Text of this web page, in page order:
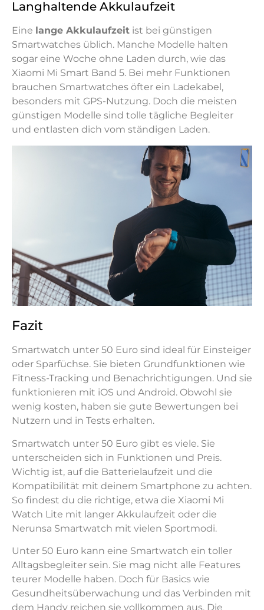
Langhaltende Akkulaufzeit
Eine lange Akkulaufzeit ist bei günstigen
Smartwatches üblich. Manche Modelle halten
sogar eine Woche ohne Laden durch, wie das
Xiaomi Mi Smart Band 5. Bei mehr Funktionen
brauchen Smartwatches öfter ein Ladekabel,
besonders mit GPS-Nutzung. Doch die meisten
günstigen Modelle sind tolle tägliche Begleiter
und entlasten dich vom ständigen Laden.
Fazit
Smartwatch unter 50 Euro sind ideal für Einsteiger
oder Sparfüchse. Sie bieten Grundfunktionen wie
Fitness-Tracking und Benachrichtigungen. Und sie
funktionieren mit iOS und Android. Obwohl sie
wenig kosten, haben sie gute Bewertungen bei
Nutzern und in Tests erhalten.
Smartwatch unter 50 Euro gibt es viele. Sie
unterscheiden sich in Funktionen und Preis.
Wichtig ist, auf die Batterielaufzeit und die
Kompatibilität mit deinem Smartphone zu achten.
So findest du die richtige, etwa die Xiaomi Mi
Watch Lite mit langer Akkulaufzeit oder die
Nerunsa Smartwatch mit vielen Sportmodi.
Unter 50 Euro kann eine Smartwatch ein toller
Alltagsbegleiter sein. Sie mag nicht alle Features
teurer Modelle haben. Doch für Basics wie
Gesundheitsüberwachung und das Verbinden mit
dem Handy reichen sie vollkommen aus. Die